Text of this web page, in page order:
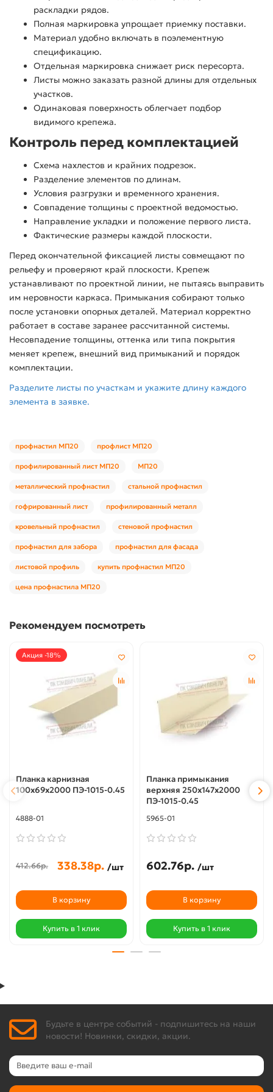
раскладки рядов.
Полная маркировка упрощает приемку поставки.
Материал удобно включать в поэлементную
спецификацию.
Отдельная маркировка снижает риск пересорта.
Листы можно заказать разной длины для отдельных
участков.
Одинаковая поверхность облегчает подбор
видимого крепежа.
Контроль перед комплектацией
Схема нахлестов и крайних подрезок.
Разделение элементов по длинам.
Условия разгрузки и временного хранения.
Совпадение толщины с проектной ведомостью.
Направление укладки и положение первого листа.
Фактические размеры каждой плоскости.
Перед окончательной фиксацией листы совмещают по
рельефу и проверяют край плоскости. Крепеж
устанавливают по проектной линии, не пытаясь выправить
им неровности каркаса. Примыкания собирают только
после установки опорных деталей. Материал корректно
работает в составе заранее рассчитанной системы.
Несовпадение толщины, оттенка или типа покрытия
меняет крепеж, внешний вид примыканий и порядок
комплектации.
Разделите листы по участкам и укажите длину каждого
элемента в заявке.
профнастил МП20 профлист МП20
профилированный лист МП20 МП20
металлический профнастил стальной профнастил
гофрированный лист профилированный металл
кровельный профнастил стеновой профнастил
профнастил для забора профнастил для фасада
листовой профиль купить профнастил МП20
цена профнастила МП20
Рекомендуем посмотреть
Акция -18%
Планка карнизная
100х69х2000 ПЭ-1015-0.45
4888-01
412.66р. 338.38р. /шт
В корзину
Купить в 1 клик
Планка примыкания
верхняя 250х147х2000
ПЭ-1015-0.45
5965-01
602.76р. /шт
В корзину
Купить в 1 клик
Будьте в центре событий - подпишитесь на наши
новости! Новинки, скидки, акции.